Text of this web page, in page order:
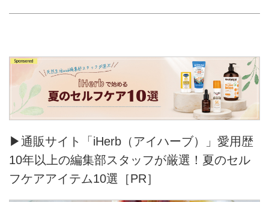
▶通販サイト「iHerb（アイハーブ）」愛用歴
10年以上の編集部スタッフが厳選！夏のセル
フケアアイテム10選［PR］